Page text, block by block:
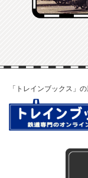
「トレインブックス」